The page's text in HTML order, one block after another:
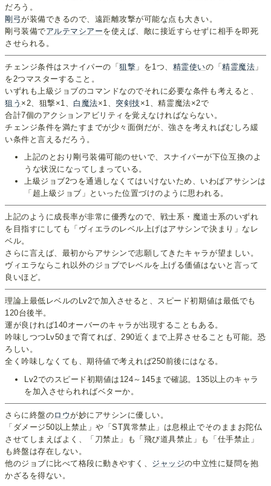
だろう。
剛弓が装備できるので、遠距離攻撃が可能な点も大きい。
剛弓装備でアルテマシアーを使えば、敵に接近すらせずに相手を即死
させられる。
チェンジ条件はスナイパーの「狙撃 」を1つ、 精霊使いの「精霊魔法 」
を2つマスターすること。
いずれも上級ジョブのコマンドなのでそれに必要な条件も考えると、
狙う ×2、狙撃×1、 白魔法×1、 突剣技×1、精霊魔法×2で
合計7個のアクションアビリティを覚えなければならない。
チェンジ条件を満たすまでが少々面倒だが、強さを考えればむしろ緩
い条件と言えるだろう。
上記のとおり剛弓装備可能のせいで、スナイパーが下位互換のよ
うな状況になってしまっている。
上級ジョブ2つを通過しなくてはいけないため、いわばアサシンは
「超上級ジョブ」といった位置づけのように思われる。
上記のように成長率が非常に優秀なので、戦士系・魔道士系のいずれ
を目指すにしても「ヴィエラのレベル上げはアサシンで決まり」なレ
ベル。
さらに言えば、最初からアサシンで志願してきたキャラが望ましい。
ヴィエラならこれ以外のジョブでレベルを上げる価値はないと言って
良いほど。
理論上最低レベルのLv2で加入させると、スピード初期値は最低でも
120台後半。
運が良ければ140オーバーのキャラが出現することもある。
吟味しつつLv50まで育てれば、290近くまで上昇させることも可能。恐
ろしい。
全く吟味しなくても、期待値で考えれば250前後にはなる。
Lv2でのスピード初期値は124～145まで確認。135以上のキャラ
を加入させられればベターか。
さらに終盤のロウが妙にアサシンに優しい。
「ダメージ50以上禁止」や「ST異常禁止」は息根止でそのままお陀仏
させてしまえばよく、「刀禁止」も「飛び道具禁止」も「仕手禁止」
も終盤は存在しない。
他のジョブに比べて格段に動きやすく、 ジャッジの中立性に疑問を抱
かざるを得ない。